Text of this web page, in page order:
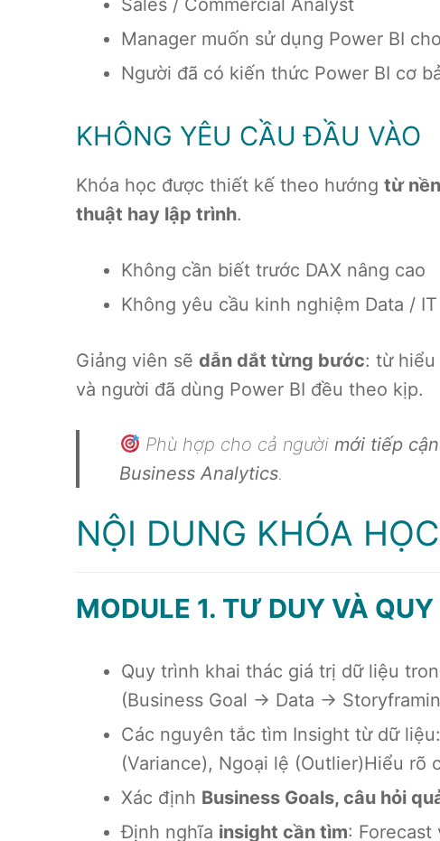
Manager muốn sử dụng Power BI
Người đã có kiến thức Power BI cơ
KHÔNG YÊU CẦU ĐẦU VÀO
Khóa học được thiết kế theo hướng từ
thuật hay lập trình.
Không cần biết trước DAX nâng cao
Không yêu cầu kinh nghiệm Data / IT
Giảng viên sẽ dẫn dắt từng bước: từ
và người đã dùng Power BI đều theo kịp.
Phù hợp cho cả người mới tiếp
Business Analytics.
NỘI DUNG KHÓA HỌC
MODULE 1. TƯ DUY VÀ
Quy trình khai thác giá trị dữ liệu
(Business Goal → Data →
Các nguyên tắc tìm Insight từ dữ
(Variance), Ngoại lệ (Outlier)Hiểu rõ
Xác định Business Goals, câu hỏi
Định nghĩa insight cần tìm: Forecast